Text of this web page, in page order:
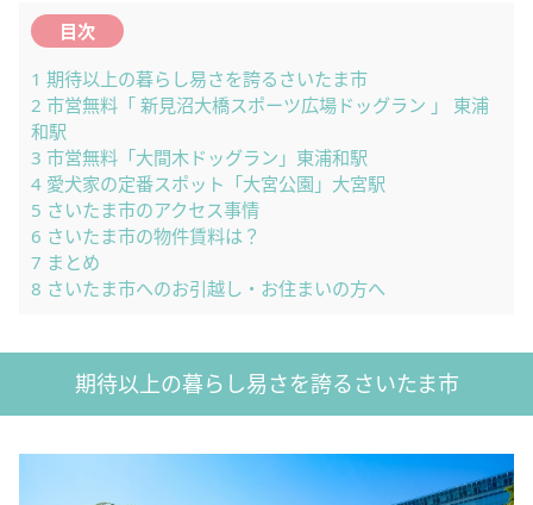
目次
1 期待以上の暮らし易さを誇るさいたま市
2 市営無料「 新見沼大橋スポーツ広場ドッグラン 」 東浦
和駅
3 市営無料「大間木ドッグラン」東浦和駅
4 愛犬家の定番スポット「大宮公園」大宮駅
5 さいたま市のアクセス事情
6 さいたま市の物件賃料は？
7 まとめ
8 さいたま市へのお引越し・お住まいの方へ
期待以上の暮らし易さを誇るさいたま市